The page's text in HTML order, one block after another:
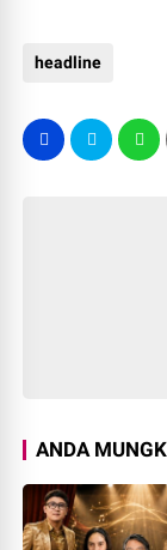
headline
ANDA